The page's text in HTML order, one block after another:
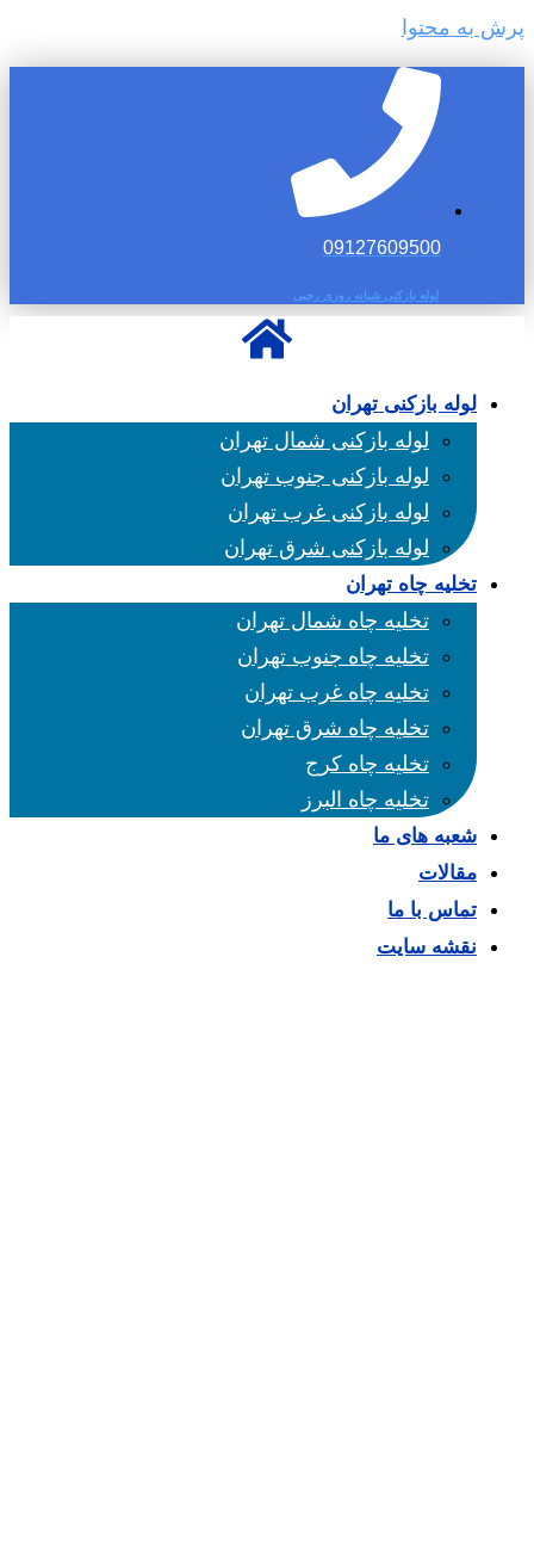
پرش به محتوا
09127609500
لوله بازکنی شبانه روزی رجبی
لوله بازکنی تهران
لوله بازکنی شمال تهران
لوله بازکنی جنوب تهران
لوله بازکنی غرب تهران
لوله بازکنی شرق تهران
تخلیه چاه تهران
تخلیه چاه شمال تهران
تخلیه چاه جنوب تهران
تخلیه چاه غرب تهران
تخلیه چاه شرق تهران
تخلیه چاه کرج
تخلیه چاه البرز
شعبه های ما
مقالات
تماس با ما
نقشه سایت